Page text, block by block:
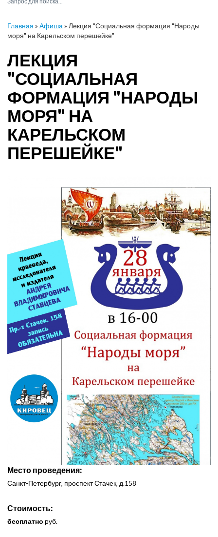
Главная » Афиша » Лекция "Социальная формация "Народы
моря" на Карельском перешейке"
ЛЕКЦИЯ
"СОЦИАЛЬНАЯ
ФОРМАЦИЯ "НАРОДЫ
МОРЯ" НА
КАРЕЛЬСКОМ
ПЕРЕШЕЙКЕ"
Место проведения:
Санкт-Петербург, проспект Стачек, д.158
Стоимость:
бесплатно руб.